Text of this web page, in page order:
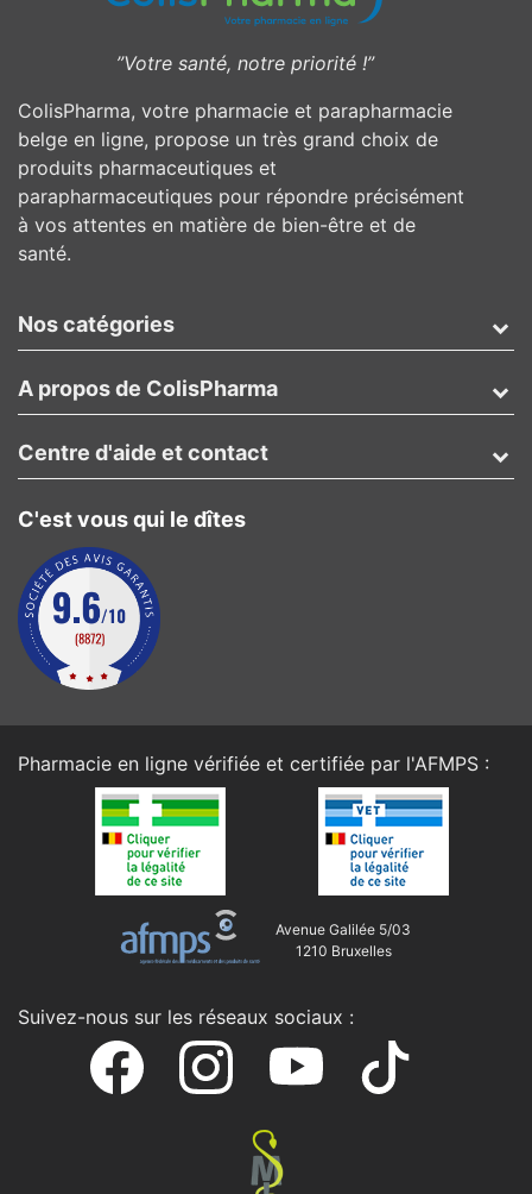
”Votre santé, notre priorité !”
ColisPharma, votre pharmacie et parapharmacie
belge en ligne, propose un très grand choix de
produits pharmaceutiques et
parapharmaceutiques pour répondre précisément
à vos attentes en matière de bien-être et de
santé.
Nos catégories
A propos de ColisPharma
C'est vous qui le dîtes
Centre d'aide et contact
Pharmacie en ligne vérifiée et certifiée par l'AFMPS :
Avenue Galilée 5/03
1210 Bruxelles
Suivez-nous sur les réseaux sociaux :